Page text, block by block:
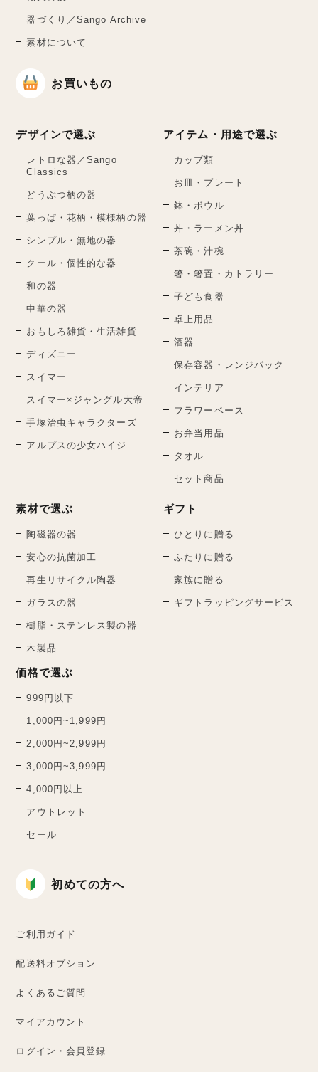
器づくり／Sango Archive
素材について
お買いもの
デザインで選ぶ
レトロな器／Sango
Classics
どうぶつ柄の器
葉っぱ・花柄・模様柄の器
シンプル・無地の器
クール・個性的な器
和の器
中華の器
おもしろ雑貨・生活雑貨
ディズニー
スイマー
スイマー×ジャングル大帝
手塚治虫キャラクターズ
アルプスの少女ハイジ
アイテム・用途で選ぶ
カップ類
お皿・プレート
鉢・ボウル
丼・ラーメン丼
茶碗・汁椀
箸・箸置・カトラリー
子ども食器
卓上用品
酒器
保存容器・レンジパック
インテリア
フラワーベース
お弁当用品
タオル
セット商品
素材で選ぶ
陶磁器の器
安心の抗菌加工
再生リサイクル陶器
ガラスの器
樹脂・ステンレス製の器
木製品
価格で選ぶ
999円以下
1,000円~1,999円
2,000円~2,999円
3,000円~3,999円
4,000円以上
アウトレット
セール
ギフト
ひとりに贈る
ふたりに贈る
家族に贈る
ギフトラッピングサービス
初めての方へ
ご利用ガイド
配送料オプション
よくあるご質問
マイアカウント
ログイン・会員登録